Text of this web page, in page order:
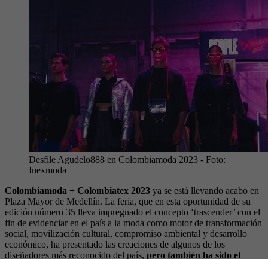
Desfile Agudelo888 en Colombiamoda 2023 - Foto:
Inexmoda
Colombiamoda + Colombiatex 2023 ya se está llevando acabo en
Plaza Mayor de Medellín. La feria, que en esta oportunidad de su
edición número 35 lleva impregnado el concepto ‘trascender’ con el
fin de evidenciar en el país a la moda como motor de transformación
social, movilización cultural, compromiso ambiental y desarrollo
económico, ha presentado las creaciones de algunos de los
diseñadores más reconocido del país, pero también ha sido el